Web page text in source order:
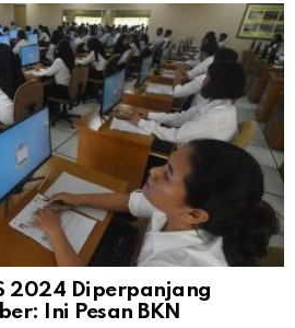
2024 Diperpanjang
Ini Pesan BKN